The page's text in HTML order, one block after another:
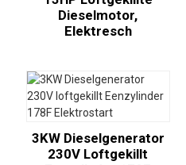
Dieselmotor,
Elektresch
3KW Dieselgenerator
230V Loftgekillt